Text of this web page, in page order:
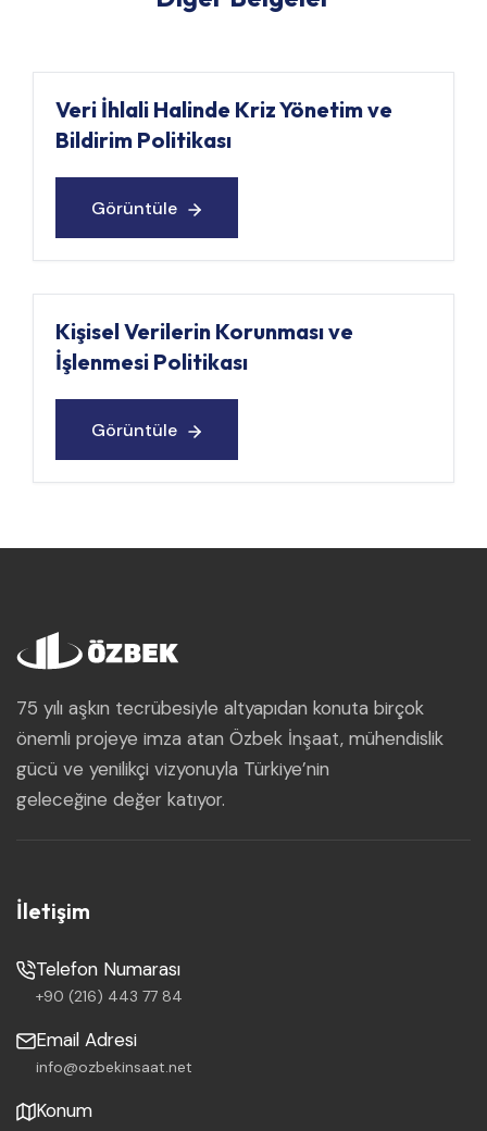
Veri İhlali Halinde Kriz Yönetim ve
Bildirim Politikası
Görüntüle
Görüntüle
Kişisel Verilerin Korunması ve
İşlenmesi Politikası
Görüntüle
Görüntüle
75 yılı aşkın tecrübesiyle altyapıdan konuta birçok
önemli projeye imza atan Özbek İnşaat, mühendislik
gücü ve yenilikçi vizyonuyla Türkiye’nin
geleceğine değer katıyor.
İletişim
Telefon Numarası
+90 (216) 443 77 84
Email Adresi
info@ozbekinsaat.net
Konum